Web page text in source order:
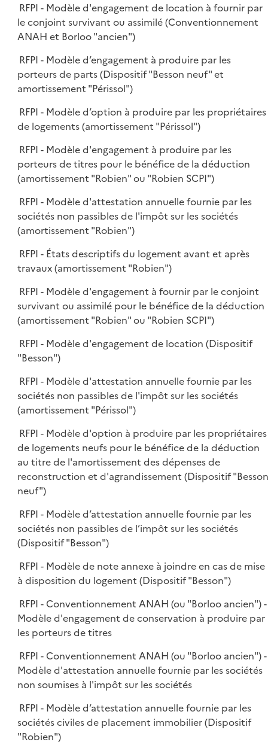
RFPI - Modèle d'engagement de location à fournir par
le conjoint survivant ou assimilé (Conventionnement
ANAH et Borloo "ancien")
RFPI - Modèle d’engagement à produire par les
porteurs de parts (Dispositif "Besson neuf" et
amortissement "Périssol")
RFPI - Modèle d’option à produire par les propriétaires
de logements (amortissement "Périssol")
RFPI - Modèle d'engagement à produire par les
porteurs de titres pour le bénéfice de la déduction
(amortissement "Robien" ou "Robien SCPI")
RFPI - Modèle d'attestation annuelle fournie par les
sociétés non passibles de l'impôt sur les sociétés
(amortissement "Robien")
RFPI - États descriptifs du logement avant et après
travaux (amortissement "Robien")
RFPI - Modèle d'engagement à fournir par le conjoint
survivant ou assimilé pour le bénéfice de la déduction
(amortissement "Robien" ou "Robien SCPI")
RFPI - Modèle d'engagement de location (Dispositif
"Besson")
RFPI - Modèle d'attestation annuelle fournie par les
sociétés non passibles de l'impôt sur les sociétés
(amortissement "Périssol")
RFPI - Modèle d'option à produire par les propriétaires
de logements neufs pour le bénéfice de la déduction
au titre de l'amortissement des dépenses de
reconstruction et d'agrandissement (Dispositif "Besson
neuf")
RFPI - Modèle d’attestation annuelle fournie par les
sociétés non passibles de l’impôt sur les sociétés
(Dispositif "Besson")
RFPI - Modèle de note annexe à joindre en cas de mise
à disposition du logement (Dispositif "Besson")
RFPI - Conventionnement ANAH (ou "Borloo ancien") -
Modèle d'engagement de conservation à produire par
les porteurs de titres
RFPI - Conventionnement ANAH (ou "Borloo ancien") -
Modèle d'attestation annuelle fournie par les sociétés
non soumises à l'impôt sur les sociétés
RFPI - Modèle d’attestation annuelle fournie par les
sociétés civiles de placement immobilier (Dispositif
"Robien")